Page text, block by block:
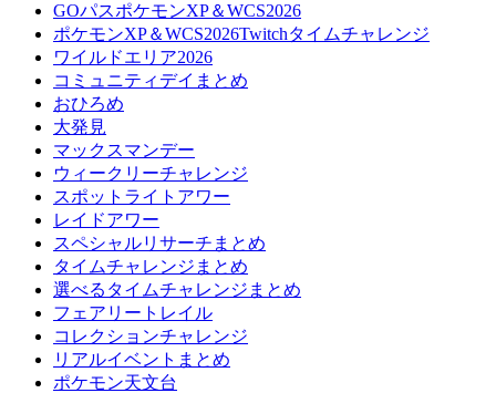
GOパスポケモンXP＆WCS2026
ポケモンXP＆WCS2026Twitchタイムチャレンジ
ワイルドエリア2026
コミュニティデイまとめ
おひろめ
大発見
マックスマンデー
ウィークリーチャレンジ
スポットライトアワー
レイドアワー
スペシャルリサーチまとめ
タイムチャレンジまとめ
選べるタイムチャレンジまとめ
フェアリートレイル
コレクションチャレンジ
リアルイベントまとめ
ポケモン天文台